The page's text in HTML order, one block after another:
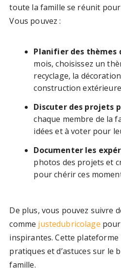
toute la famille se réunit
Vous pouvez :
Planifier des
mois, choisissez un
recyclage, la
construction
Discuter des projets
chaque membre de la
idées et à voter pour
Documenter les
photos des projets et
pour chérir ces
De plus, vous pouvez suivre
comme justedubricolage
inspirantes. Cette
pratiques et d’astuces sur le
famille.